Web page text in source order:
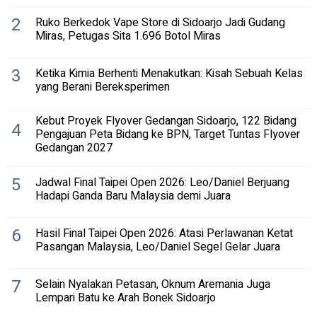
2 Ruko Berkedok Vape Store di Sidoarjo Jadi Gudang
Miras, Petugas Sita 1.696 Botol Miras
3 Ketika Kimia Berhenti Menakutkan: Kisah Sebuah Kelas
yang Berani Bereksperimen
4 Kebut Proyek Flyover Gedangan Sidoarjo, 122 Bidang
Pengajuan Peta Bidang ke BPN, Target Tuntas Flyover
Gedangan 2027
5 Jadwal Final Taipei Open 2026: Leo/Daniel Berjuang
Hadapi Ganda Baru Malaysia demi Juara
6 Hasil Final Taipei Open 2026: Atasi Perlawanan Ketat
Pasangan Malaysia, Leo/Daniel Segel Gelar Juara
7 Selain Nyalakan Petasan, Oknum Aremania Juga
Lempari Batu ke Arah Bonek Sidoarjo